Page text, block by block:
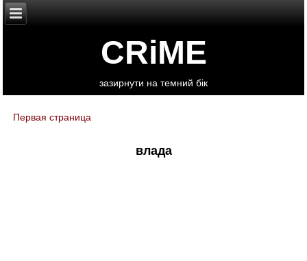
CRiME
зазирнути на темний бік
You are here
Первая страница
влада